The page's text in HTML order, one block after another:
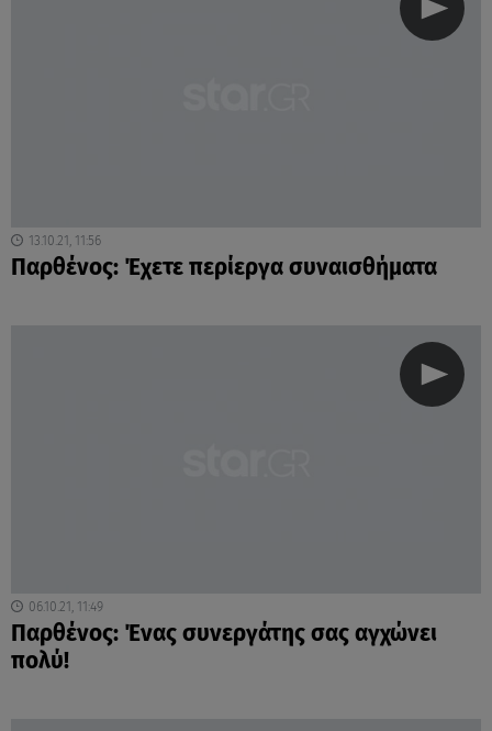
13.10.21, 11:56
Παρθένος: Έχετε περίεργα συναισθήματα
06.10.21, 11:49
Παρθένος: Ένας συνεργάτης σας αγχώνει
πολύ!